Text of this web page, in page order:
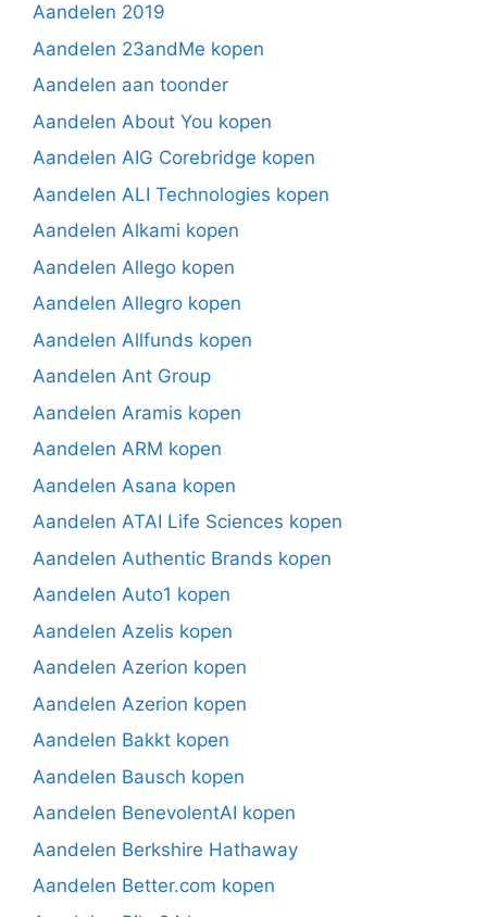
Aandelen 2019
Aandelen 23andMe kopen
Aandelen aan toonder
Aandelen About You kopen
Aandelen AIG Corebridge kopen
Aandelen ALI Technologies kopen
Aandelen Alkami kopen
Aandelen Allego kopen
Aandelen Allegro kopen
Aandelen Allfunds kopen
Aandelen Ant Group
Aandelen Aramis kopen
Aandelen ARM kopen
Aandelen Asana kopen
Aandelen ATAI Life Sciences kopen
Aandelen Authentic Brands kopen
Aandelen Auto1 kopen
Aandelen Azelis kopen
Aandelen Azerion kopen
Aandelen Azerion kopen
Aandelen Bakkt kopen
Aandelen Bausch kopen
Aandelen BenevolentAI kopen
Aandelen Berkshire Hathaway
Aandelen Better.com kopen